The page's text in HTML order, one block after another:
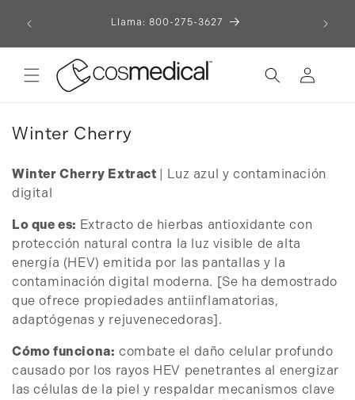
Llama: 800-275-3627
sesión
C
l
e
c
c
i
ó
n
Winter Cherry
Winter Cherry Extract
| Luz azul y contaminación
digital
Lo que es: Extracto de hierbas antioxidante con
protección natural contra la luz visible de alta
energía (HEV) emitida por las pantallas y la
contaminación digital moderna. [Se ha demostrado
que ofrece propiedades antiinflamatorias,
adaptógenas y rejuvenecedoras].
Cómo funciona: combate el daño celular profundo
causado por los rayos HEV penetrantes al energizar
las células de la piel y respaldar mecanismos clave